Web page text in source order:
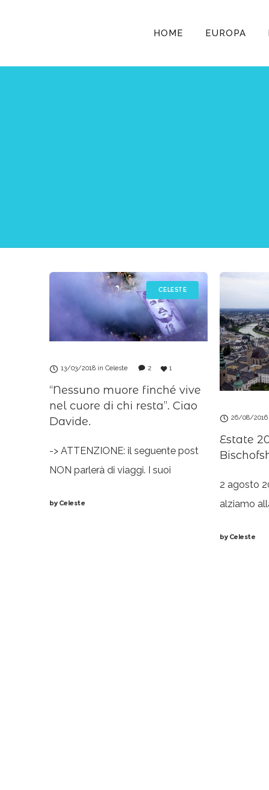
HOME EUROPA
CELESTE
13/03/2018 in Celeste 2 1
“Nessuno muore finché vive
nel cuore di chi resta”. Ciao
Davide.
-> ATTENZIONE: il seguente post
NON parlerà di viaggi. I suoi
in questo momento, necessari.
byCeleste
26/08/2016
Estate
2 agosto
alziamo
byCeleste